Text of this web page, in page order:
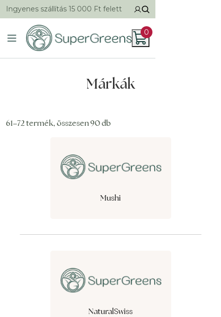
Ingyenes szállítás 15 000 Ft felett
0
Márkák
61–72 termék, összesen 90 db
Mushi
NaturalSwiss